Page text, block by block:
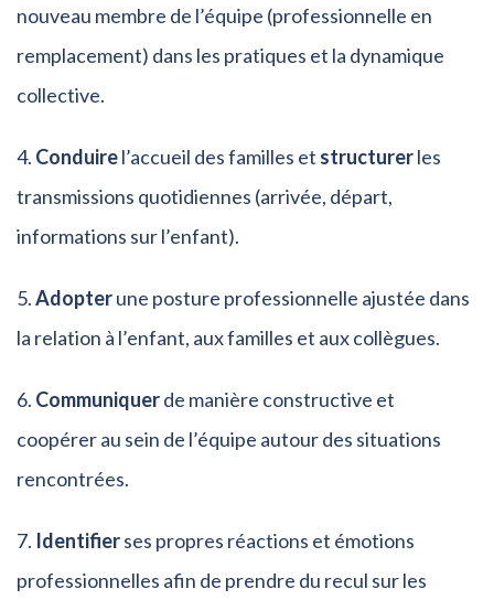
nouveau membre de l’équipe (professionnelle en
remplacement) dans les pratiques et la dynamique
collective.
Conduirel’accueil des familles et structurerles
transmissions quotidiennes (arrivée, départ,
informations sur l’enfant).
Adopterune posture professionnelle ajustée dans
la relation à l’enfant, aux familles et aux collègues.
Communiquerde manière constructive et
coopérer au sein de l’équipe autour des situations
rencontrées.
Identifierses propres réactions et émotions
professionnelles afin de prendre du recul sur les